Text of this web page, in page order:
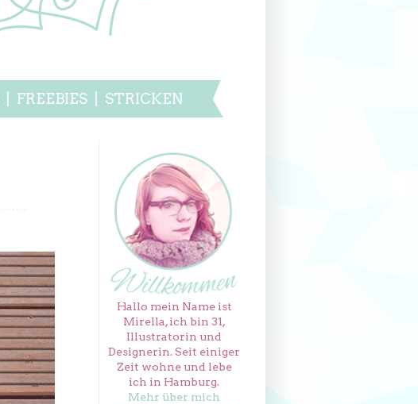
FREEBIES STRICKEN
Hallo mein Name ist
Mirella, ich bin 31,
Illustratorin und
Designerin. Seit einiger
Zeit wohne und lebe
ich in Hamburg.
Mehr über mich